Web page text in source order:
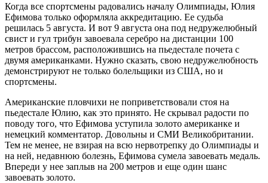
Когда все спортсмены радовались началу Олимпиады, Юлия
Ефимова только оформляла аккредитацию. Ее судьба
решилась 5 августа. И вот 9 августа она под недружелюбный
свист и гул трибун завоевала серебро на дистанции 100
метров брассом, расположившись на пьедестале почета с
двумя американками. Нужно сказать, свою недружелюбность
демонстрируют не только болельщики из США, но и
спортсмены.
Американские пловчихи не поприветствовали стоя на
пьедестале Юлию, как это принято. Не скрывал радости по
поводу того, что Ефимова уступила золото американке и
немецкий комментатор. Довольны и СМИ Великобритании.
Тем не менее, не взирая на всю нервотрепку до Олимпиады и
на ней, недавнюю болезнь, Ефимова сумела завоевать медаль.
Впереди у нее заплыв на 200 метров и еще один шанс
завоевать золото.